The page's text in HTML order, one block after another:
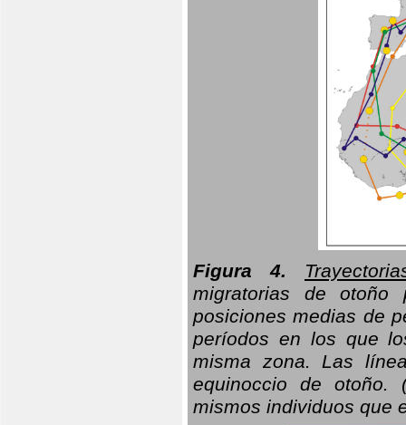
Figura 4.
migratorias de otoño
posiciones medias de
períodos en los que
misma zona. Las
equinoccio de otoño.
mismos individuos que